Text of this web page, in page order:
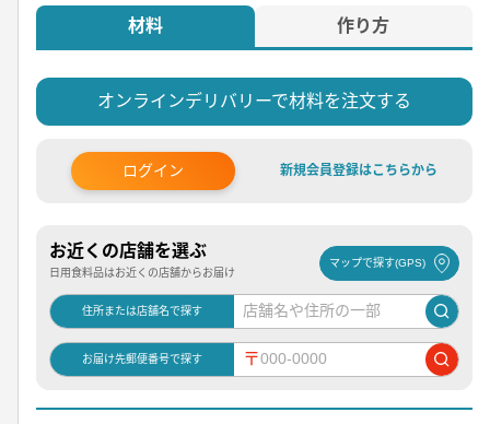
材料 作り方
オンラインデリバリーで材料を注文する
ログイン 新規会員登録はこちらから
お近くの店舗を選ぶ
日用食料品はお近くの店舗からお届け
マップで探す(GPS)
住所または店舗名で探す
お届け先郵便番号で探す 〒